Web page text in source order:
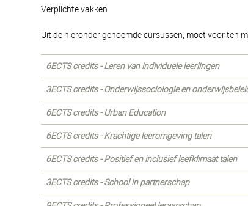
Verplichte vakken
Uit de hieronder genoemde cursussen, moet voor ten
6ECTS credits - Leren van individuele leerlingen
3ECTS credits - Onderwijssociologie en
6ECTS credits - Urban Education
6ECTS credits - Krachtige leeromgeving talen
6ECTS credits - Positief en inclusief leefklimaat talen
3ECTS credits - School in partnerschap